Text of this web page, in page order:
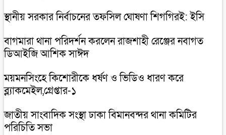
স্থানীয় সরকার নির্বাচনের তফসিল ঘোষণা শিগগিরই: ইসি
বাগমারা থানা পরিদর্শন করলেন রাজশাহী রেঞ্জের নবাগত
ডিআইজি আশিক সাঈদ
ময়মনসিংহে কিশোরীকে ধর্ষণ ও ভিডিও ধারণ করে
ব্ল্যাকমেইল,গ্রেপ্তার-১
জাতীয় সাংবাদিক সংস্থা ঢাকা বিমানবন্দর থানা কমিটির
পরিচিতি সভা